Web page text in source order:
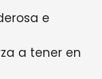
e
a tener en